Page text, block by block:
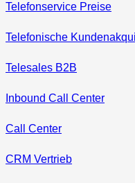
Telefonservice Preise
Telefonische
Telesales B2B
Inbound Call Center
Call Center
CRM Vertrieb